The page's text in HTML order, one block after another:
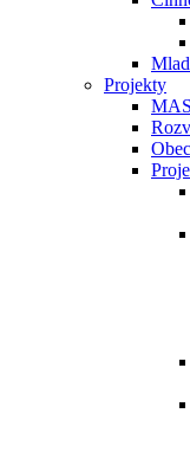
Projekty